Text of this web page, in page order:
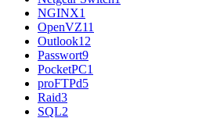
NGINX1
OpenVZ11
Outlook12
Passwort9
PocketPC1
proFTPd5
Raid3
SQL2